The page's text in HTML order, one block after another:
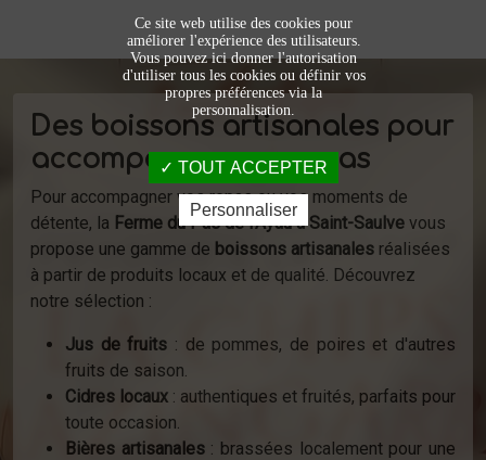
Des boissons artisanales pour
accompagner vos repas
Pour accompagner vos repas ou vos moments de
détente, la Ferme du Pas de l’Ayau à Saint-Saulve vous
propose une gamme de boissons artisanales réalisées
à partir de produits locaux et de qualité. Découvrez
notre sélection :
Jus de fruits : de pommes, de poires et d'autres
fruits de saison.
Cidres locaux : authentiques et fruités, parfaits pour
toute occasion.
Bières artisanales: brassées localement pour une
Ce site web utilise des cookies pour
améliorer l'expérience des utilisateurs.
Vous pouvez ici donner l'autorisation
d'utiliser tous les cookies ou définir vos
propres préférences via la
personnalisation.
TOUT ACCEPTER
Personnaliser